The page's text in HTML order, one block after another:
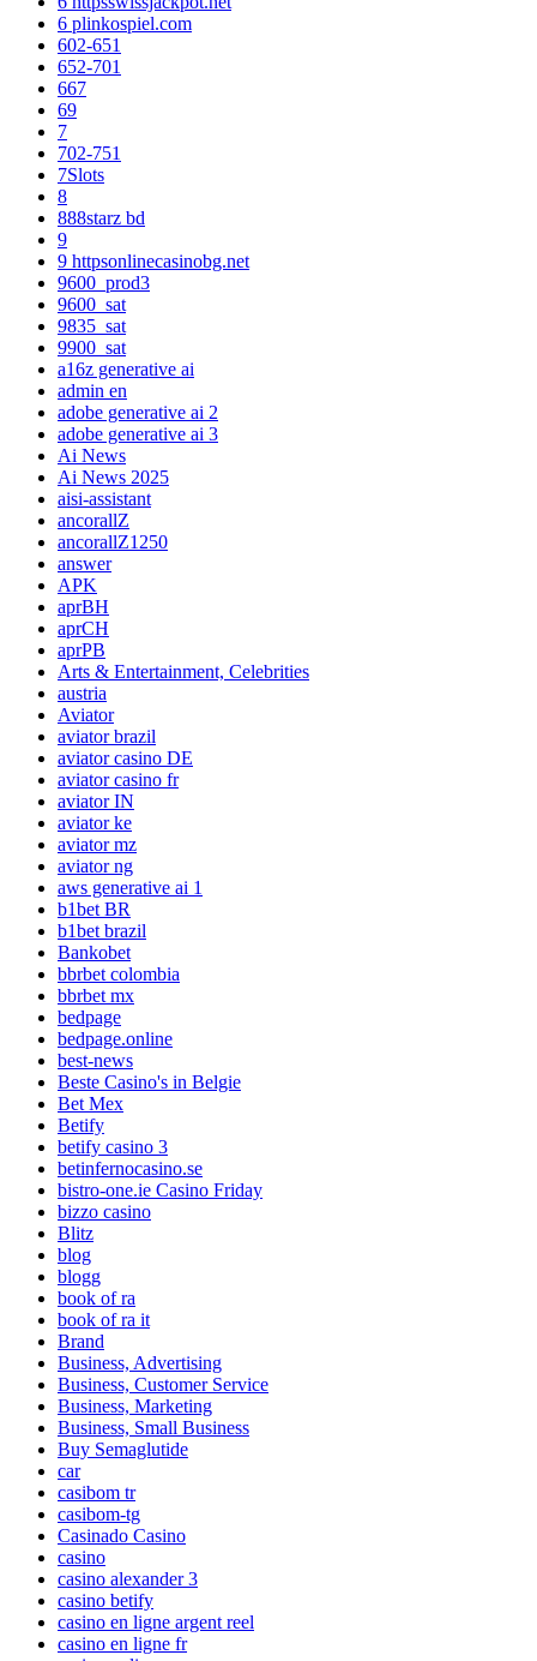
6 plinkospiel.com
602-651
652-701
667
69
7
702-751
7Slots
8
888starz bd
9
9 httpsonlinecasinobg.net
9600_prod3
9600_sat
9835_sat
9900_sat
a16z generative ai
admin en
adobe generative ai 2
adobe generative ai 3
Ai News
Ai News 2025
aisi-assistant
ancorallZ
ancorallZ1250
answer
APK
aprBH
aprCH
aprPB
Arts & Entertainment, Celebrities
austria
Aviator
aviator brazil
aviator casino DE
aviator casino fr
aviator IN
aviator ke
aviator mz
aviator ng
aws generative ai 1
b1bet BR
b1bet brazil
Bankobet
bbrbet colombia
bbrbet mx
bedpage
bedpage.online
best-news
Beste Casino's in Belgie
Bet Mex
Betify
betify casino 3
betinfernocasino.se
bistro-one.ie Casino Friday
bizzo casino
Blitz
blog
blogg
book of ra
book of ra it
Brand
Business, Advertising
Business, Customer Service
Business, Marketing
Business, Small Business
Buy Semaglutide
car
casibom tr
casibom-tg
Casinado Casino
casino
casino alexander 3
casino betify
casino en ligne argent reel
casino en ligne fr